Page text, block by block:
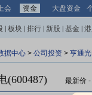
会 资金 大盘资金
板块 排行 新股 基金
据中心 > 公司投资 > 亨通
(600487) 最新价 -